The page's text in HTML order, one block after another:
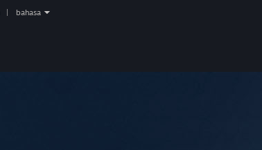
bahasa